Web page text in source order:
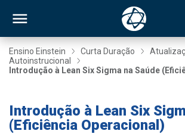
Ensino Einstein Curta Duração
Autoinstrucional
Introdução à Lean Six Sigma na Saúde
Introdução à Lean Six
(Eficiência Operacional)